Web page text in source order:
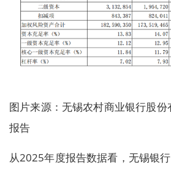
图片来源：无锡农村商业银行股
报告
从2025年度报告数据看，无锡银